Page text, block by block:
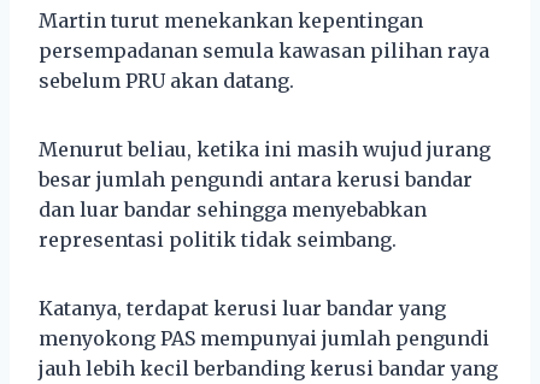
Martin turut menekankan kepentingan
persempadanan semula kawasan pilihan raya
sebelum PRU akan datang.
Menurut beliau, ketika ini masih wujud jurang
besar jumlah pengundi antara kerusi bandar
dan luar bandar sehingga menyebabkan
representasi politik tidak seimbang.
Katanya, terdapat kerusi luar bandar yang
menyokong PAS mempunyai jumlah pengundi
jauh lebih kecil berbanding kerusi bandar yang